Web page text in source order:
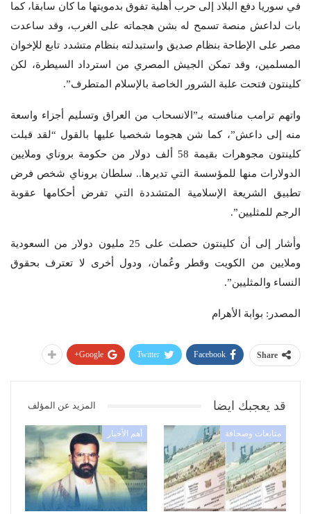
في سوريا دفع البلاد إلى حرب أهلية تفوق بدمويتها ما كان سابقا، كما
بات لداعش منصة تسمح له بشن هجماته على الغرب، وقد ساعدت
مصر على الإطاحة بنظام صديق واستبدلته بنظام متشدد تابع للإخوان
المسلمين، وقد تمكن الجيش المصري من استرداد السيطرة، لكن
كلينتون فتحت علبة الشرور الخاصة بالإسلام المتطرف”.
واتهم ترامب منافسته بـ”الانسحاب من العراق وتسليم أجزاء واسعة
منه إلى داعش”، كما شن هجوما شخصيا عليها بالقول “لقد قبلت
كلينتون مجوهرات بقيمة 58 ألف دولار من حكومة بروناي وملايين
الدولارات منها للمؤسسة التي تديرها.. سلطان بروناي شخص فرض
تطبيق الشريعة الإسلامية المتشددة التي تفرض أحكامها عقوبة
الرجم للمثليين”.
وأشار إلى أن كلينتون حصلت على 25 مليون دولار من السعودية
وملايين من الكويت وقطر وعُمان، ودول أخرى لا تعترف بحقوق
النساء والمثليين”.
المصدر: بوابة الأهرام
Share
Facebook
Twitter
Google+
قد يعجبك ايضا المزيد عن المؤلف
متابعات وصحافة أهم الأخبار